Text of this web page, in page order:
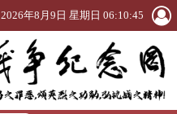
2026年8月9日 星期日 06:10:45